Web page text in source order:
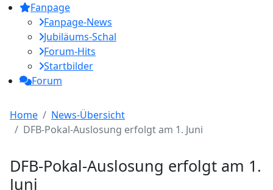
Fanpage
Fanpage-News
Jubiläums-Schal
Forum-Hits
Startbilder
Forum
Home
News-Übersicht
DFB-Pokal-Auslosung erfolgt am 1. Juni
DFB-Pokal-Auslosung erfolgt am 1.
Juni